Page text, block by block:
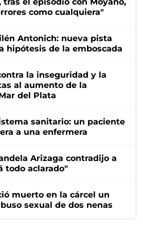
como cualquiera"
Antonich: nueva pista
hipótesis de la emboscada
la inseguridad y la
al aumento de la
del Plata
sanitario: un paciente
a una enfermera
Arizaga contradijo a
todo aclarado"
muerto en la cárcel un
sexual de dos nenas